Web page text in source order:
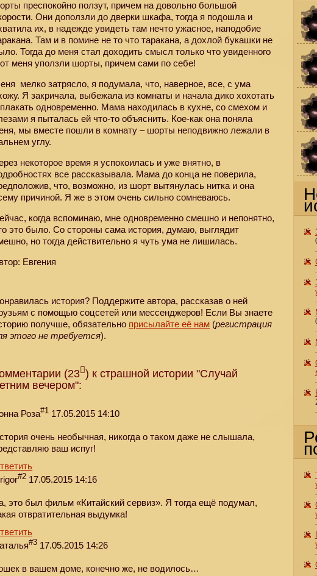
преспокойно ползут, причем на довольно большой
Они доползли до дверки шкафа, тогда я подошла и
их, в надежде увидеть там нечто ужасное, наподобие
Там и в помине не то что таракана, а дохлой букашки не
Тогда до меня стал доходить смысл только что увиденного
меня уползли шорты, причем сами по себе!
мелко затрясло, я подумала, что, наверное, все, с ума
Я закричала, выбежала из комнаты и начала дико хохотать
одновременно. Мама находилась в кухне, со смехом и
я пыталась ей что-то объяснить. Кое-как она поняла
мы вместе пошли в комнату – шорты неподвижно лежали в
углу.
некоторое время я успокоилась и уже внятно, в
все рассказывала. Мама до конца не поверила,
что, возможно, из шорт вытянулась нитка и она
причиной. Я же в этом очень сильно сомневаюсь.
когда вспоминаю, мне одновременно смешно и непонятно,
это было. Со стороны сама история, думаю, выглядит
но тогда действительно я чуть ума не лишилась.
Евгения
история? Поддержите автора, рассказав о ней
с помощью соцсетей или мессенджеров! Если Вы знаете
получше, обязательно присылайте её нам (регистрация
этого не требуется).
(23 ) к страшной истории "Случай
вечером":
Роза#1 17.05.2015 14:10
очень необычная, никогда о таком даже не слышала,
ваш испуг!
#2 17.05.2015 14:16
это был фильм «Китайский сервиз». Я тогда ещё подумал,
отвратительная выдумка!
#3 17.05.2015 14:26
в вашем доме, конечно же, не водилось…